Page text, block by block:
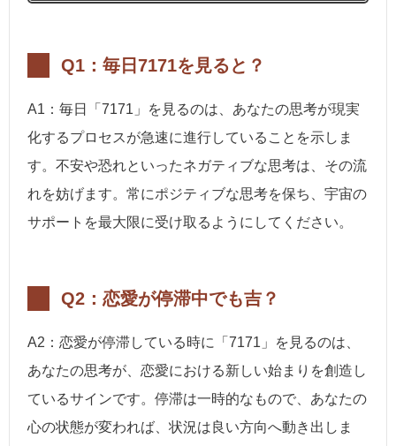
Q1：毎日7171を見ると？
A1：毎日「7171」を見るのは、あなたの思考が現実
化するプロセスが急速に進行していることを示しま
す。不安や恐れといったネガティブな思考は、その流
れを妨げます。常にポジティブな思考を保ち、宇宙の
サポートを最大限に受け取るようにしてください。
Q2：恋愛が停滞中でも吉？
A2：恋愛が停滞している時に「7171」を見るのは、
あなたの思考が、恋愛における新しい始まりを創造し
ているサインです。停滞は一時的なもので、あなたの
心の状態が変われば、状況は良い方向へ動き出しま